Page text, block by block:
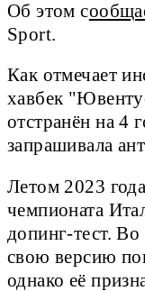
Об этом с
Sport.
Как отмечает
хавбек
отстранён на 4
запрашивала
Летом 2023
чемпионата
допинг-тест.
свою версию
однако её